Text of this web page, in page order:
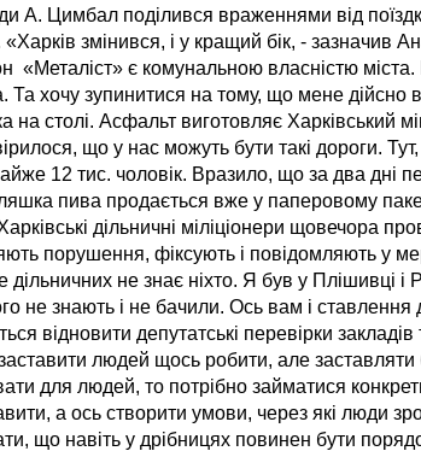
А. Цимбал поділився враженнями від
змінився, і у кращий бік, - зазначив
«Металіст» є комунальною власністю
Та хочу зупинитися на тому, що мене
на столі. Асфальт виготовляє Харківський
що у нас можуть бути такі дороги.
12 тис. чоловік. Вразило, що за два дні
пива продається вже у паперовому
дільничні міліціонери щовечора
порушення, фіксують і повідомляють у
не знає ніхто. Я був у Плішивці і
не знають і не бачили. Ось вам і ставлення
відновити депутатські перевірки закладів
людей щось робити, але
для людей, то потрібно займатися
а ось створити умови, через які люди
що навіть у дрібницях повинен бути